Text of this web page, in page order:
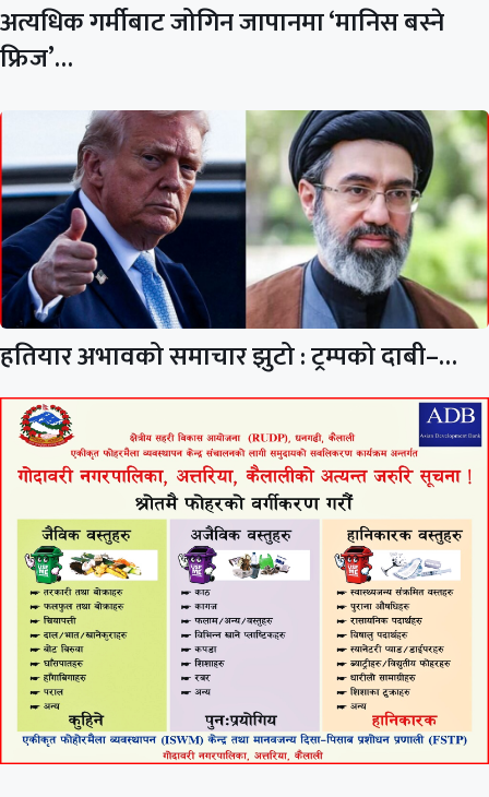
अत्यधिक गर्मीबाट जोगिन जापानमा ‘मानिस बस्ने
फ्रिज’…
हतियार अभावको समाचार झुटो : ट्रम्पको दाबी–…